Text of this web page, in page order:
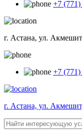
+7
г. Астана, ул.
+7
г. Астана, ул.